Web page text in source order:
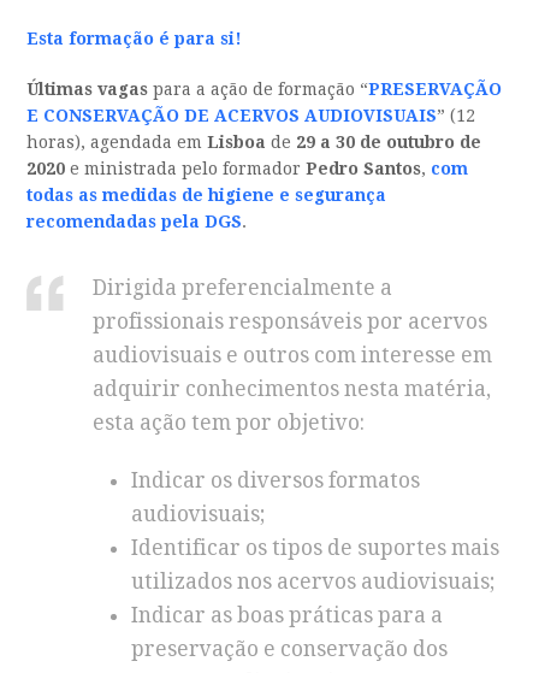
Esta formação é para si!
Últimas vagas para a ação de formação “PRESERVAÇÃO
E CONSERVAÇÃO DE ACERVOS AUDIOVISUAIS” (12
horas), agendada emLisboa de 29 a 30 de outubro de
2020 e ministrada pelo formadorPedro Santos, com
todas as medidas de higiene e segurança
recomendadas pela DGS.
Dirigida preferencialmente a
profissionais responsáveis por acervos
audiovisuais e outros com interesse em
adquirir conhecimentos nesta matéria,
esta ação tem por objetivo:
Indicar os diversos formatos
audiovisuais;
Identificar os tipos de suportes mais
utilizados nos acervos audiovisuais;
Indicar as boas práticas para a
preservação e conservação dos